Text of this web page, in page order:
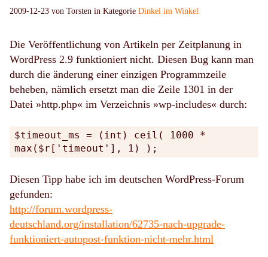
2009-12-23 von Torsten in Kategorie Dinkel im Winkel
Die Veröffentlichung von Artikeln per Zeitplanung in
WordPress 2.9 funktioniert nicht. Diesen Bug kann man
durch die änderung einer einzigen Programmzeile
beheben, nämlich ersetzt man die Zeile 1301 in der
Datei »http.php« im Verzeichnis »wp-includes« durch:
$timeout_ms = (int) ceil( 1000 *
max($r['timeout'], 1) );
Diesen Tipp habe ich im deutschen WordPress-Forum
gefunden:
http://forum.wordpress-
deutschland.org/installation/62735-nach-upgrade-
funktioniert-autopost-funktion-nicht-mehr.html